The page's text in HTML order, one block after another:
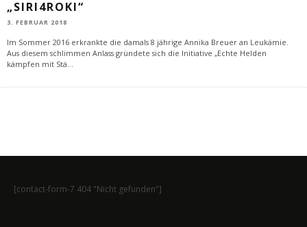
„SIRI4ROKI“
3. FEBRUAR 2018
Im Sommer 2016 erkrankte die damals 8 jährige Annika Breuer an Leukämie.
Aus diesem schlimmen Anlass gründete sich die Initiative „Echte Helden
kämpfen mit Stä
[contact-form-7 404 "Nicht gefunden"]